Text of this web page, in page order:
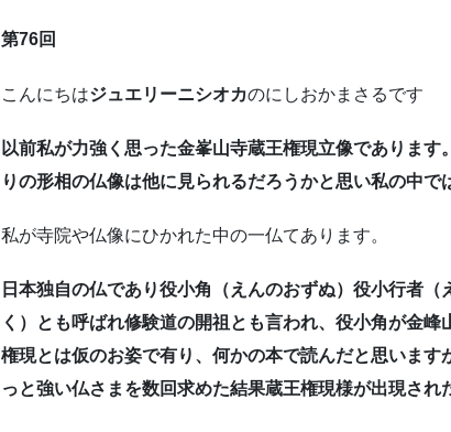
第76回
こんにちはジュエリーニシオカのにしおかまさるです
以前私が力強く思った金峯山寺蔵王権現立像でありま
りの形相の仏像は他に見られるだろうかと思い私の中で
私が寺院や仏像にひかれた中の一仏てあります。
日本独自の仏であり役小角（えんのおずぬ）役小行者
く）とも呼ばれ修験道の開祖とも言われ、役小角が金
権現とは仮のお姿で有り、何かの本で読んだと思いま
っと強い仏さまを数回求めた結果蔵王権現様が出現され